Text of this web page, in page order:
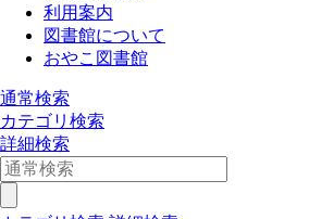
利用案内
図書館について
おやこ図書館
通常検索
カテゴリ検索
詳細検索